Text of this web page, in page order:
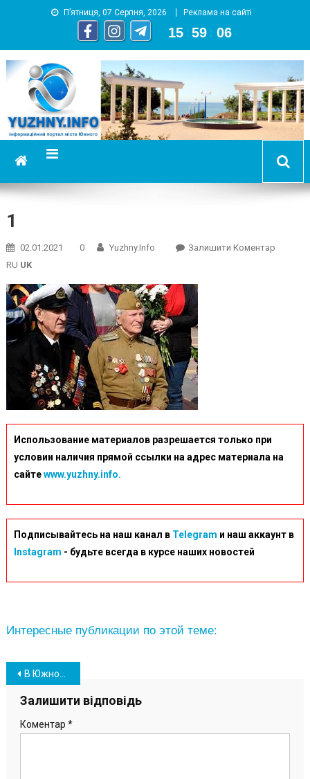
П’ятниця, 07 Серпня, 2026 Реклама на сайті
15 59 06
YUZHNY.INFO
информационный портал города Южный
1
02.01.2021 0 Yuzhny.info Залишити КоментарOn
RU UK
Использование материалов разрешается только при
условии наличия прямой ссылки на адрес материала на
сайтеwww.yuzhny.info.
Подписывайтесь на наш канал в Telegram и наш аккаунт в
Instagram - будьте всегда в курсе наших новостей
Интересные публикации по этой теме:
Навігація
записів
В Южном на 95 году ушел из жизни Федор Гетманец
Залишити відповідь
Коментар *